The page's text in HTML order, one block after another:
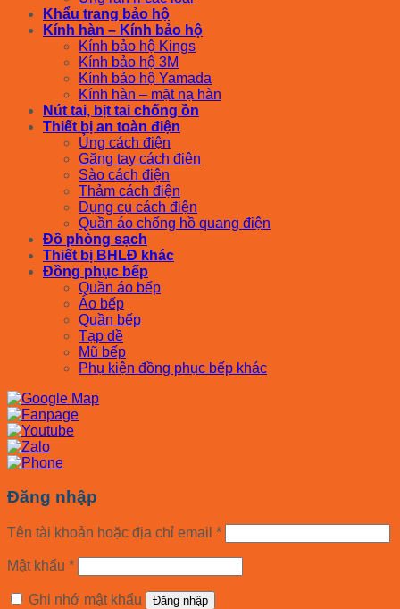
Khẩu trang bảo hộ
Kính hàn – Kính bảo hộ
Kính bảo hộ Kings
Kính bảo hộ 3M
Kính bảo hộ Yamada
Kính hàn – mặt nạ hàn
Nút tai, bịt tai chống ồn
Thiết bị an toàn điện
Ủng cách điện
Găng tay cách điện
Sào cách điện
Thảm cách điện
Dụng cụ cách điện
Quần áo chống hồ quang điện
Đồ phòng sạch
Thiết bị BHLĐ khác
Đồng phục bếp
Quần áo bếp
Áo bếp
Quần bếp
Tạp dề
Mũ bếp
Phụ kiện đồng phục bếp khác
Đăng nhập
Tên tài khoản hoặc địa chỉ email *
Mật khẩu *
Ghi nhớ mật khẩu Đăng nhập